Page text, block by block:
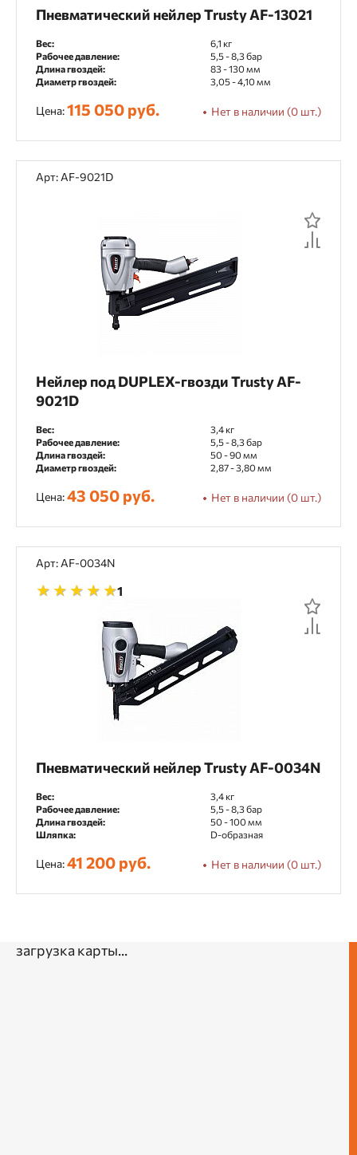
Пневматический нейлер Trusty AF-13021
Вес:
6,1 кг
Рабочее давление:
5,5 - 8,3 бар
Длина гвоздей:
83 - 130 мм
Диаметр гвоздей:
3,05 - 4,10 мм
Цена:115 050 руб. Нет в наличии (0 шт.)
Арт: AF-9021D
Нейлер под DUPLEX-гвозди Trusty AF-
9021D
Вес:
3,4 кг
Рабочее давление:
5,5 - 8,3 бар
Длина гвоздей:
50 - 90 мм
Диаметр гвоздей:
2,87 - 3,80 мм
Цена:43 050 руб. Нет в наличии (0 шт.)
Арт: AF-0034N
1
Пневматический нейлер Trusty AF-0034N
Вес:
3,4 кг
Рабочее давление:
5,5 - 8,3 бар
Длина гвоздей:
50 - 100 мм
Шляпка:
D-образная
Цена:41 200 руб. Нет в наличии (0 шт.)
загрузка карты...